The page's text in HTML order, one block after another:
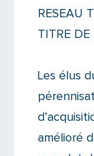
RESEAU
TITRE DE
Les élus
amélioré